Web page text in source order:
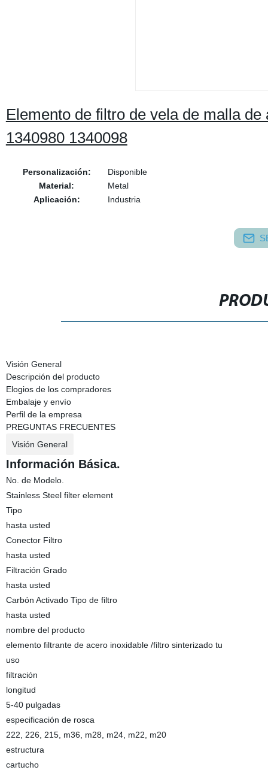
Elemento de filtro de vela de malla
1340980 1340098
Personalización:
Disponible
Material:
Metal
Aplicación:
Industria
Visión General
Descripción del producto
Elogios de los compradores
Embalaje y envío
Perfil de la empresa
PREGUNTAS FRECUENTES
Visión General
Información Básica.
No. de Modelo.
Stainless Steel filter element
Tipo
hasta usted
Conector Filtro
hasta usted
Filtración Grado
hasta usted
Carbón Activado Tipo de filtro
hasta usted
nombre del producto
elemento filtrante de acero inoxidable /filtro sinterizado tu
uso
filtración
longitud
5-40 pulgadas
especificación de rosca
222, 226, 215, m36, m28, m24, m22, m20
estructura
cartucho